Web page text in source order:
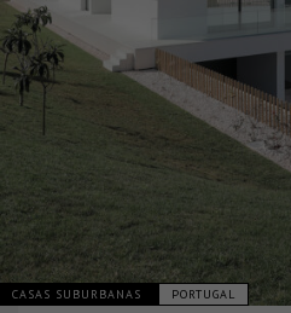
CASAS SUBURBANAS PORTUGAL